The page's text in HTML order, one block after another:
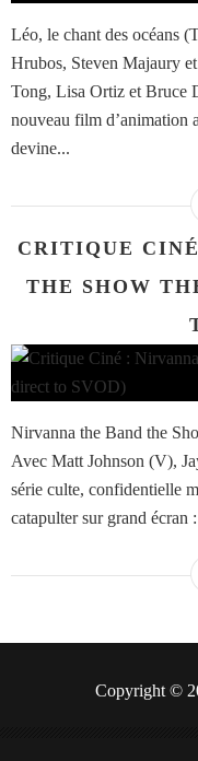
Léo, le chant des océans
Hrubos, Steven Majaury
Tong, Lisa Ortiz et Bruce
nouveau film d’animation
devine...
CRITIQUE
THE SHOW
Nirvanna the Band the
Avec Matt Johnson (V),
série culte, confidentielle
catapulter sur grand écran
Copyright ©